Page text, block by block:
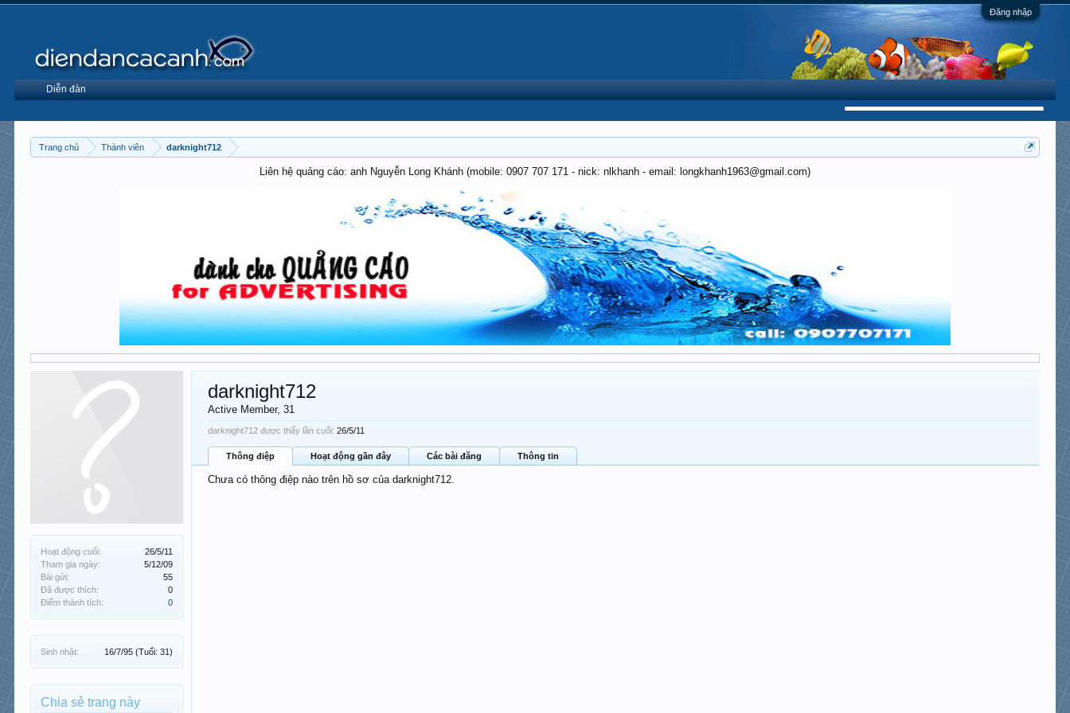
Đăng nhập
Trang chủ Thành viên darknight712
Liên hệ quảng cáo: anh Nguyễn Long Khánh (mobile: 0907 707 171 - nick: nlkhanh - email: longkhanh1963@gmail.com)
Hoạt động cuối:
26/5/11
Tham gia ngày:
5/12/09
Bài gửi:
55
Đã được thích:
0
Điểm thành tích:
0
Sinh nhật: 16/7/95 (Tuổi: 31)
Chia sẻ trang này
darknight712
Active Member, 31
darknight712 được thấy lần cuối: 26/5/11
Thông điệp Hoạt động gần đây Các bài đăng Thông tin
Chưa có thông điệp nào trên hồ sơ của darknight712.
Diễn đàn